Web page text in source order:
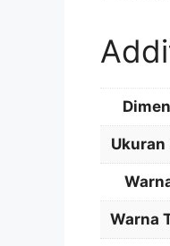
Ukuran
Warna